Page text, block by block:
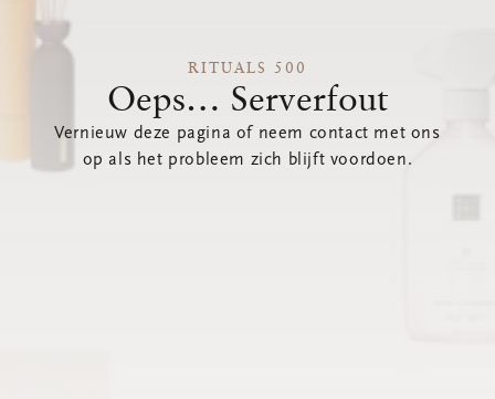
RITUALS 500
Oeps… Serverfout
Vernieuw deze pagina of neem contact met ons
op als het probleem zich blijft voordoen.